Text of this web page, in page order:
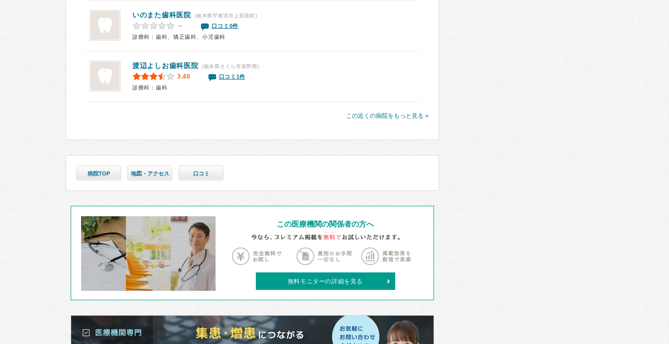
いのまた歯科医院 (栃木県宇都宮市上田原町)
－
口コミ0件
診療科：歯科、矯正歯科、小児歯科
渡辺よしお歯科医院 (栃木県さくら市富野岡)
3.40
口コミ1件
診療科：歯科
この近くの病院をもっと見る »
病院TOP 地図・アクセス 口コミ
この医療機関の関係者の方へ
無料モニターの詳細を見る